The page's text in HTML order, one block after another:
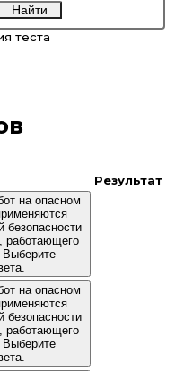
Найти
теста
Результат
на опасном
безопасности
работающего
на опасном
безопасности
работающего